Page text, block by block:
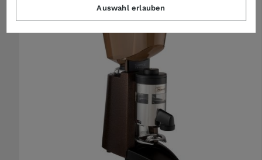
Auswahl erlauben